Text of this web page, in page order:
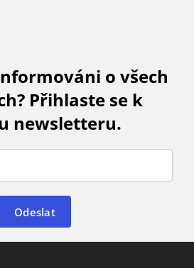
o všech
Přihlaste se k
newsletteru.
Odeslat